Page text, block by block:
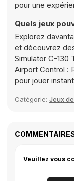
pour une
Quels jeux
Explorez
et découvrez
Simulator C-130
Airport Control :
pour jouer
Catégorie: Jeux
COMMENTAIRES
Veuillez vous